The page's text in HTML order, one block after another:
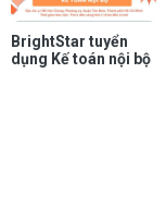
BrightStar tuyển
dụng Kế toán nội bộ